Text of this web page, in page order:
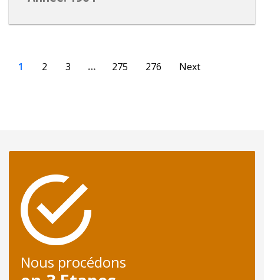
1 2 3 … 275 276 Next
Nous procédons